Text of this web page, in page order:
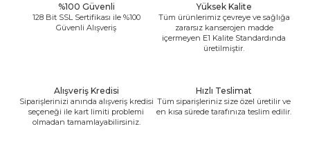
%100 Güvenli
128 Bit SSL Sertifikası ile %100
Güvenli Alışveriş
Yüksek Kalite
Tüm ürünlerimiz çevreye ve sağlığa
zararsız kanserojen madde
içermeyen E1 Kalite Standardında
üretilmiştir.
Alışveriş Kredisi
Siparişlerinizi anında alışveriş kredisi
seçeneği ile kart limiti problemi
olmadan tamamlayabilirsiniz.
Hızlı Teslimat
Tüm siparişleriniz size özel üretilir ve
en kısa sürede tarafınıza teslim edilir.